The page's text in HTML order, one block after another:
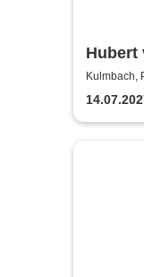
Hubert
Tour
Kulmbach,